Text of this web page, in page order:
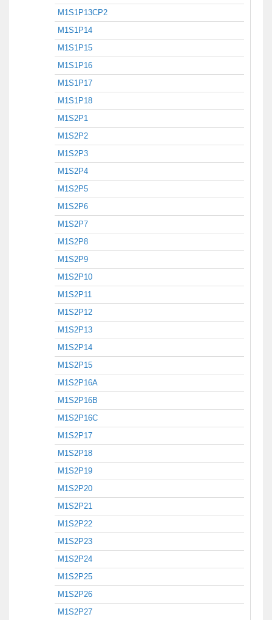
M1S1P13CP2
M1S1P14
M1S1P15
M1S1P16
M1S1P17
M1S1P18
M1S2P1
M1S2P2
M1S2P3
M1S2P4
M1S2P5
M1S2P6
M1S2P7
M1S2P8
M1S2P9
M1S2P10
M1S2P11
M1S2P12
M1S2P13
M1S2P14
M1S2P15
M1S2P16A
M1S2P16B
M1S2P16C
M1S2P17
M1S2P18
M1S2P19
M1S2P20
M1S2P21
M1S2P22
M1S2P23
M1S2P24
M1S2P25
M1S2P26
M1S2P27